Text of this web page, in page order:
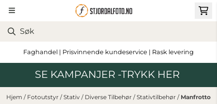
Hopp til innhold
Faghandel | Prisvinnende kundeservice | Rask levering
SE KAMPANJER -TRYKK HER
Hjem / Fotoutstyr /Stativ / Diverse Tilbehør /Stativtilbehør / Manfrotto